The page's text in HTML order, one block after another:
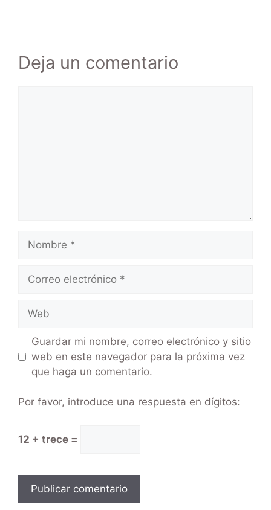
Deja un comentario
Guardar mi nombre, correo electrónico y sitio
web en este navegador para la próxima vez
que haga un comentario.
Por favor, introduce una respuesta en dígitos:
12 + trece =